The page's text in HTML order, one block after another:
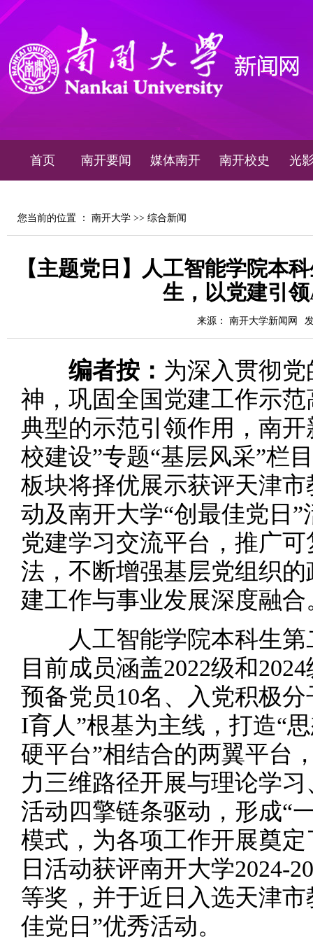
首页 南开要闻 媒体南开 南开校史 光
您当前的位置 ： 南开大学 >> 综合新闻
【主题党日】人工智能学院本
生，以党建引
来源： 南开大学新闻网
编者按： 为深入贯彻
神，巩固全国党建工作示
典型的示范引领作用，南
校建设”专题“基层风采”栏
板块将择优展示获评天津
动及南开大学“创最佳党日
党建学习交流平台，推广
法，不断增强基层党组织
建工作与事业发展深度融合
人工智能学院本科生
目前成员涵盖2022级和
预备党员10名、入党积极
I育人”根基为主线，打造“
硬平台”相结合的两翼平台
力三维路径开展与理论学
活动四擎链条驱动，形成“
模式，为各项工作开展奠
日活动获评南开大学2024-
等奖，并于近日入选天津市
佳党日”优秀活动。